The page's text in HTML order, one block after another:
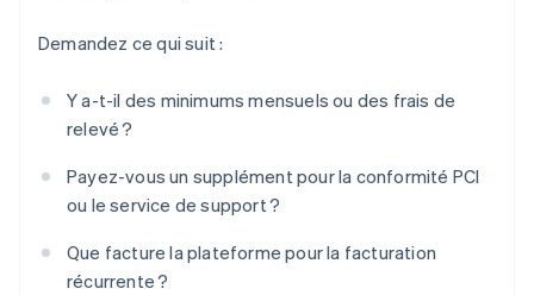
Demandez ce qui suit :
Y a-t-il des minimums mensuels ou des frais de
relevé ?
Payez-vous un supplément pour la conformité PCI
ou le service de support ?
Que facture la plateforme pour la facturation
récurrente ?